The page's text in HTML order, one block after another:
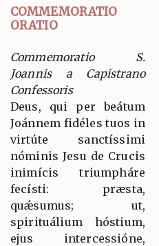
COMMEMORATIO
ORATIO
Commemoratio S.
Joannis a Capistrano
Confessoris
Deus, qui per beátum
Joánnem fidéles tuos in
virtúte sanctíssimi
nóminis Jesu de Crucis
inimícis triumpháre
fecísti: præsta,
quǽsumus; ut,
spirituálium hóstium,
ejus intercessióne,